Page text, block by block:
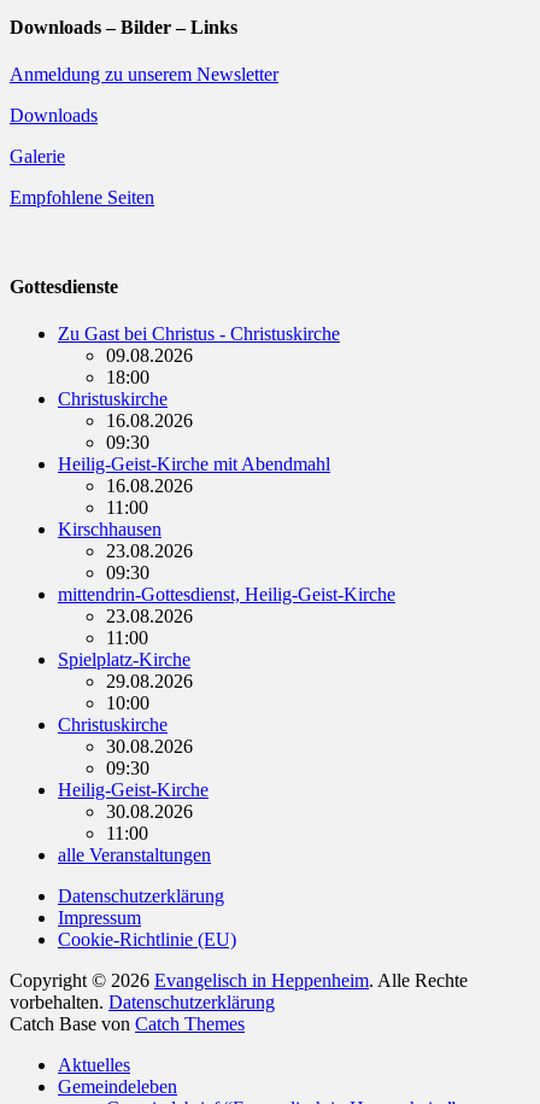
Downloads – Bilder – Links
Anmeldung zu unserem Newsletter
Downloads
Galerie
Empfohlene Seiten
Gottesdienste
Zu Gast bei Christus - Christuskirche
09.08.2026
18:00
Christuskirche
16.08.2026
09:30
Heilig-Geist-Kirche mit Abendmahl
16.08.2026
11:00
Kirschhausen
23.08.2026
09:30
mittendrin-Gottesdienst, Heilig-Geist-Kirche
23.08.2026
11:00
Spielplatz-Kirche
29.08.2026
10:00
Christuskirche
30.08.2026
09:30
Heilig-Geist-Kirche
30.08.2026
11:00
alle Veranstaltungen
Datenschutzerklärung
Impressum
Cookie-Richtlinie (EU)
Copyright © 2026 Evangelisch in Heppenheim. Alle Rechte
vorbehalten. Datenschutzerklärung
Catch Base von Catch Themes
oben
scrollen
Aktuelles
Gemeindeleben